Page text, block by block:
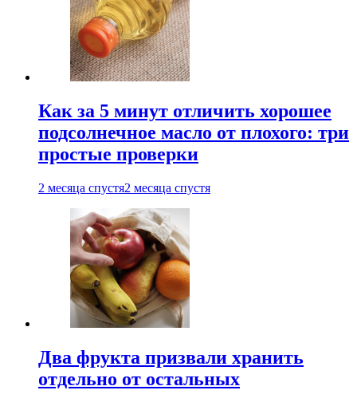
Как за 5 минут отличить хорошее
подсолнечное масло от плохого: три
простые проверки
2 месяца спустя2 месяца спустя
Два фрукта призвали хранить
отдельно от остальных